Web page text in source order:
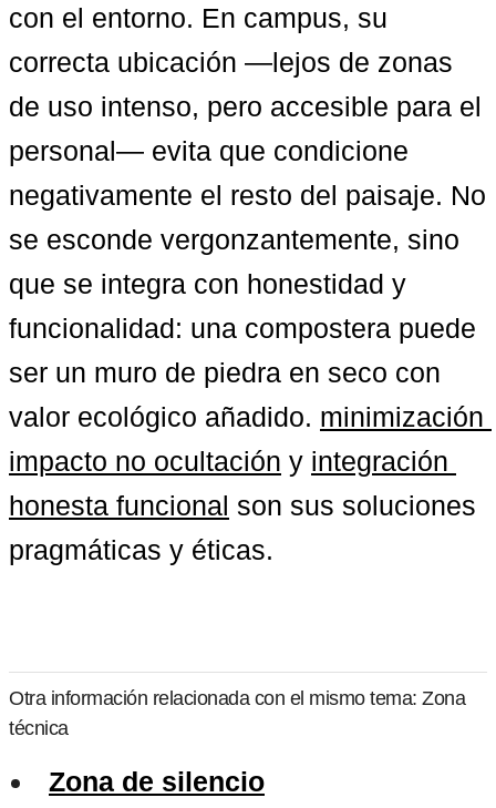
con el entorno. En campus, su
correcta ubicación —lejos de zonas
de uso intenso, pero accesible para el
personal— evita que condicione
negativamente el resto del paisaje. No
se esconde vergonzantemente, sino
que se integra con honestidad y
funcionalidad: una compostera puede
ser un muro de piedra en seco con
valor ecológico añadido. minimización
impacto no ocultación y integración
honesta funcional son sus soluciones
pragmáticas y éticas.
Otra información relacionada con el mismo tema: Zona
técnica
Zona de silencio